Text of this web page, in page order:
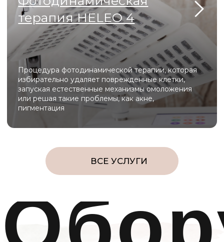
Capello
Scarlet S обеспечивает безболезненную RF-лифтинг
Scarlet S
Melsytech для лазерной эпиляции обеспечивает
быстрое и малоболезненное удаление
нежелательных волос на любых участках тела с
долговременным результатом и встроенной
системой охлаждения для комфорта клиента.